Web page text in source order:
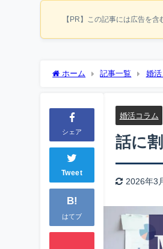
【PR】この記事には広告を含
ホーム 記事一覧 婚
シェア
Tweet
B!
はてブ
婚活コラム
話に
2026年3